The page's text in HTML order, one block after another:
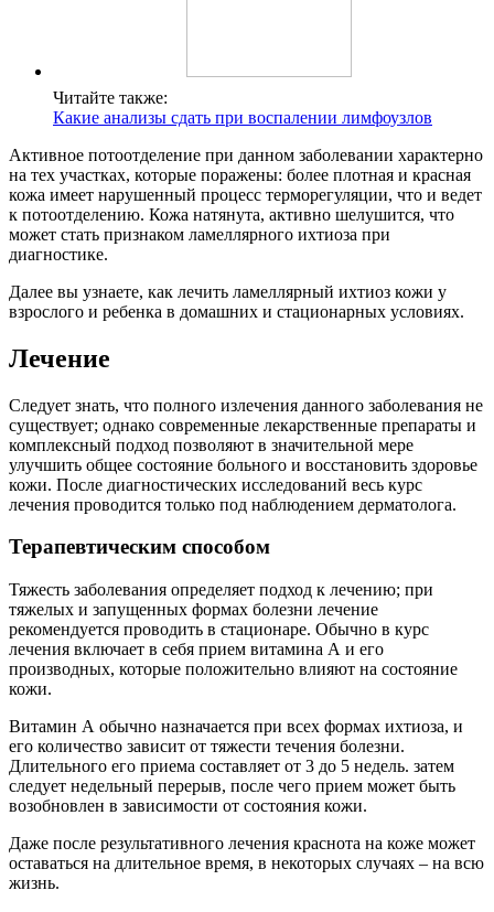
Читайте также:
Какие анализы сдать при воспалении лимфоузлов
Активное потоотделение при данном заболевании характерно
на тех участках, которые поражены: более плотная и красная
кожа имеет нарушенный процесс терморегуляции, что и ведет
к потоотделению. Кожа натянута, активно шелушится, что
может стать признаком ламеллярного ихтиоза при
диагностике.
Далее вы узнаете, как лечить ламеллярный ихтиоз кожи у
взрослого и ребенка в домашних и стационарных условиях.
Лечение
Следует знать, что полного излечения данного заболевания не
существует; однако современные лекарственные препараты и
комплексный подход позволяют в значительной мере
улучшить общее состояние больного и восстановить здоровье
кожи. После диагностических исследований весь курс
лечения проводится только под наблюдением дерматолога.
Терапевтическим способом
Тяжесть заболевания определяет подход к лечению; при
тяжелых и запущенных формах болезни лечение
рекомендуется проводить в стационаре. Обычно в курс
лечения включает в себя прием витамина А и его
производных, которые положительно влияют на состояние
кожи.
Витамин А обычно назначается при всех формах ихтиоза, и
его количество зависит от тяжести течения болезни.
Длительного его приема составляет от 3 до 5 недель. затем
следует недельный перерыв, после чего прием может быть
возобновлен в зависимости от состояния кожи.
Даже после результативного лечения краснота на коже может
оставаться на длительное время, в некоторых случаях – на всю
жизнь.